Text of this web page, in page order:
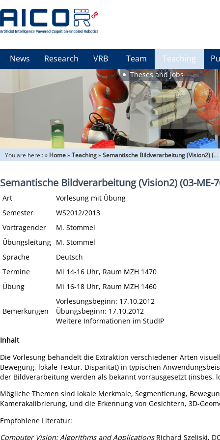
News Research VRB Team Teaching
Theses and Jobs
You are here::» Home»Teaching»Semantische Bildverarbeitung (Vision2) (03-ME-709.02)
Semantische Bildverarbeitung (Vision2) (03-ME-
Art
Vorlesung mit Übung
Semester
WS2012/2013
Vortragender
M. Stommel
Übungsleitung M. Stommel
Sprache
Deutsch
Termine
Mi 14-16 Uhr, Raum MZH 1470
Übung
Mi 16-18 Uhr, Raum MZH 1460
Bemerkungen
Vorlesungsbeginn: 17.10.2012
Übungsbeginn: 17.10.2012
Weitere Informationen im StudIP
Inhalt
Die Vorlesung behandelt die Extraktion verschiedener Arten
Bewegung, lokale Textur, Disparität) in typischen
der Bildverarbeitung werden als bekannt vorrausgesetzt (insbes.
Mögliche Themen sind lokale Merkmale, Segmentierung,
Kamerakalibrierung, und die Erkennung von Gesichtern, 3D-
Empfohlene Literatur:
Computer Vision: Algorithms and ApplicationsRichard Szeliski,